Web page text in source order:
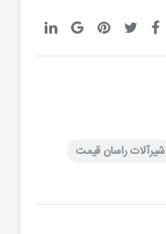
شیرآلات راسان قیمت